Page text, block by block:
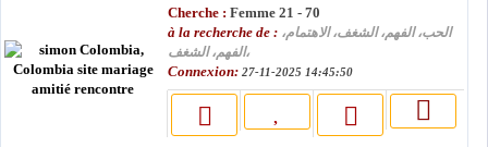
Cherche : Femme 21 - 70
à la recherche de : الحب، الفهم، الشغف، الاهتمام،
الفهم، الشغف،
Connexion: 27-11-2025 14:45:50